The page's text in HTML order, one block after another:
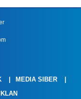
MEDIA SIBER